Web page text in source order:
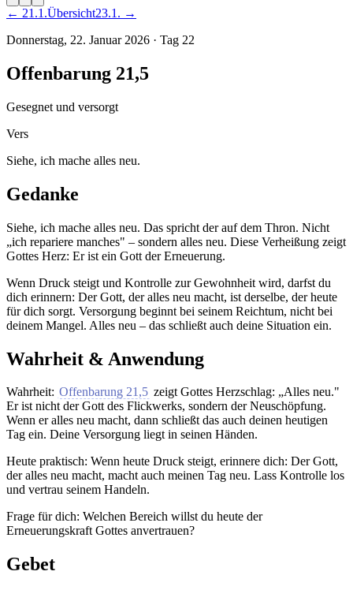
← 21 .1 .Übersicht23.1 . →
Donnerstag, 22. Januar 2026 · Tag 22
Offenbarung 21,5
Gesegnet und versorgt
Vers
Siehe, ich mache alles neu.
Gedanke
Siehe, ich mache alles neu. Das spricht der auf dem Thron. Nicht
„ich repariere manches" – sondern alles neu. Diese Verheißung zeigt
Gottes Herz: Er ist ein Gott der Erneuerung.
Wenn Druck steigt und Kontrolle zur Gewohnheit wird, darfst du
dich erinnern: Der Gott, der alles neu macht, ist derselbe, der heute
für dich sorgt. Versorgung beginnt bei seinem Reichtum, nicht bei
deinem Mangel. Alles neu – das schließt auch deine Situation ein.
Wahrheit & Anwendung
Wahrheit: Offenbarung 21,5 zeigt Gottes Herzschlag: „Alles neu."
Er ist nicht der Gott des Flickwerks, sondern der Neuschöpfung.
Wenn er alles neu macht, dann schließt das auch deinen heutigen
Tag ein. Deine Versorgung liegt in seinen Händen.
Heute praktisch: Wenn heute Druck steigt, erinnere dich: Der Gott,
der alles neu macht, macht auch meinen Tag neu. Lass Kontrolle los
und vertrau seinem Handeln.
Frage für dich: Welchen Bereich willst du heute der
Erneuerungskraft Gottes anvertrauen?
Gebet